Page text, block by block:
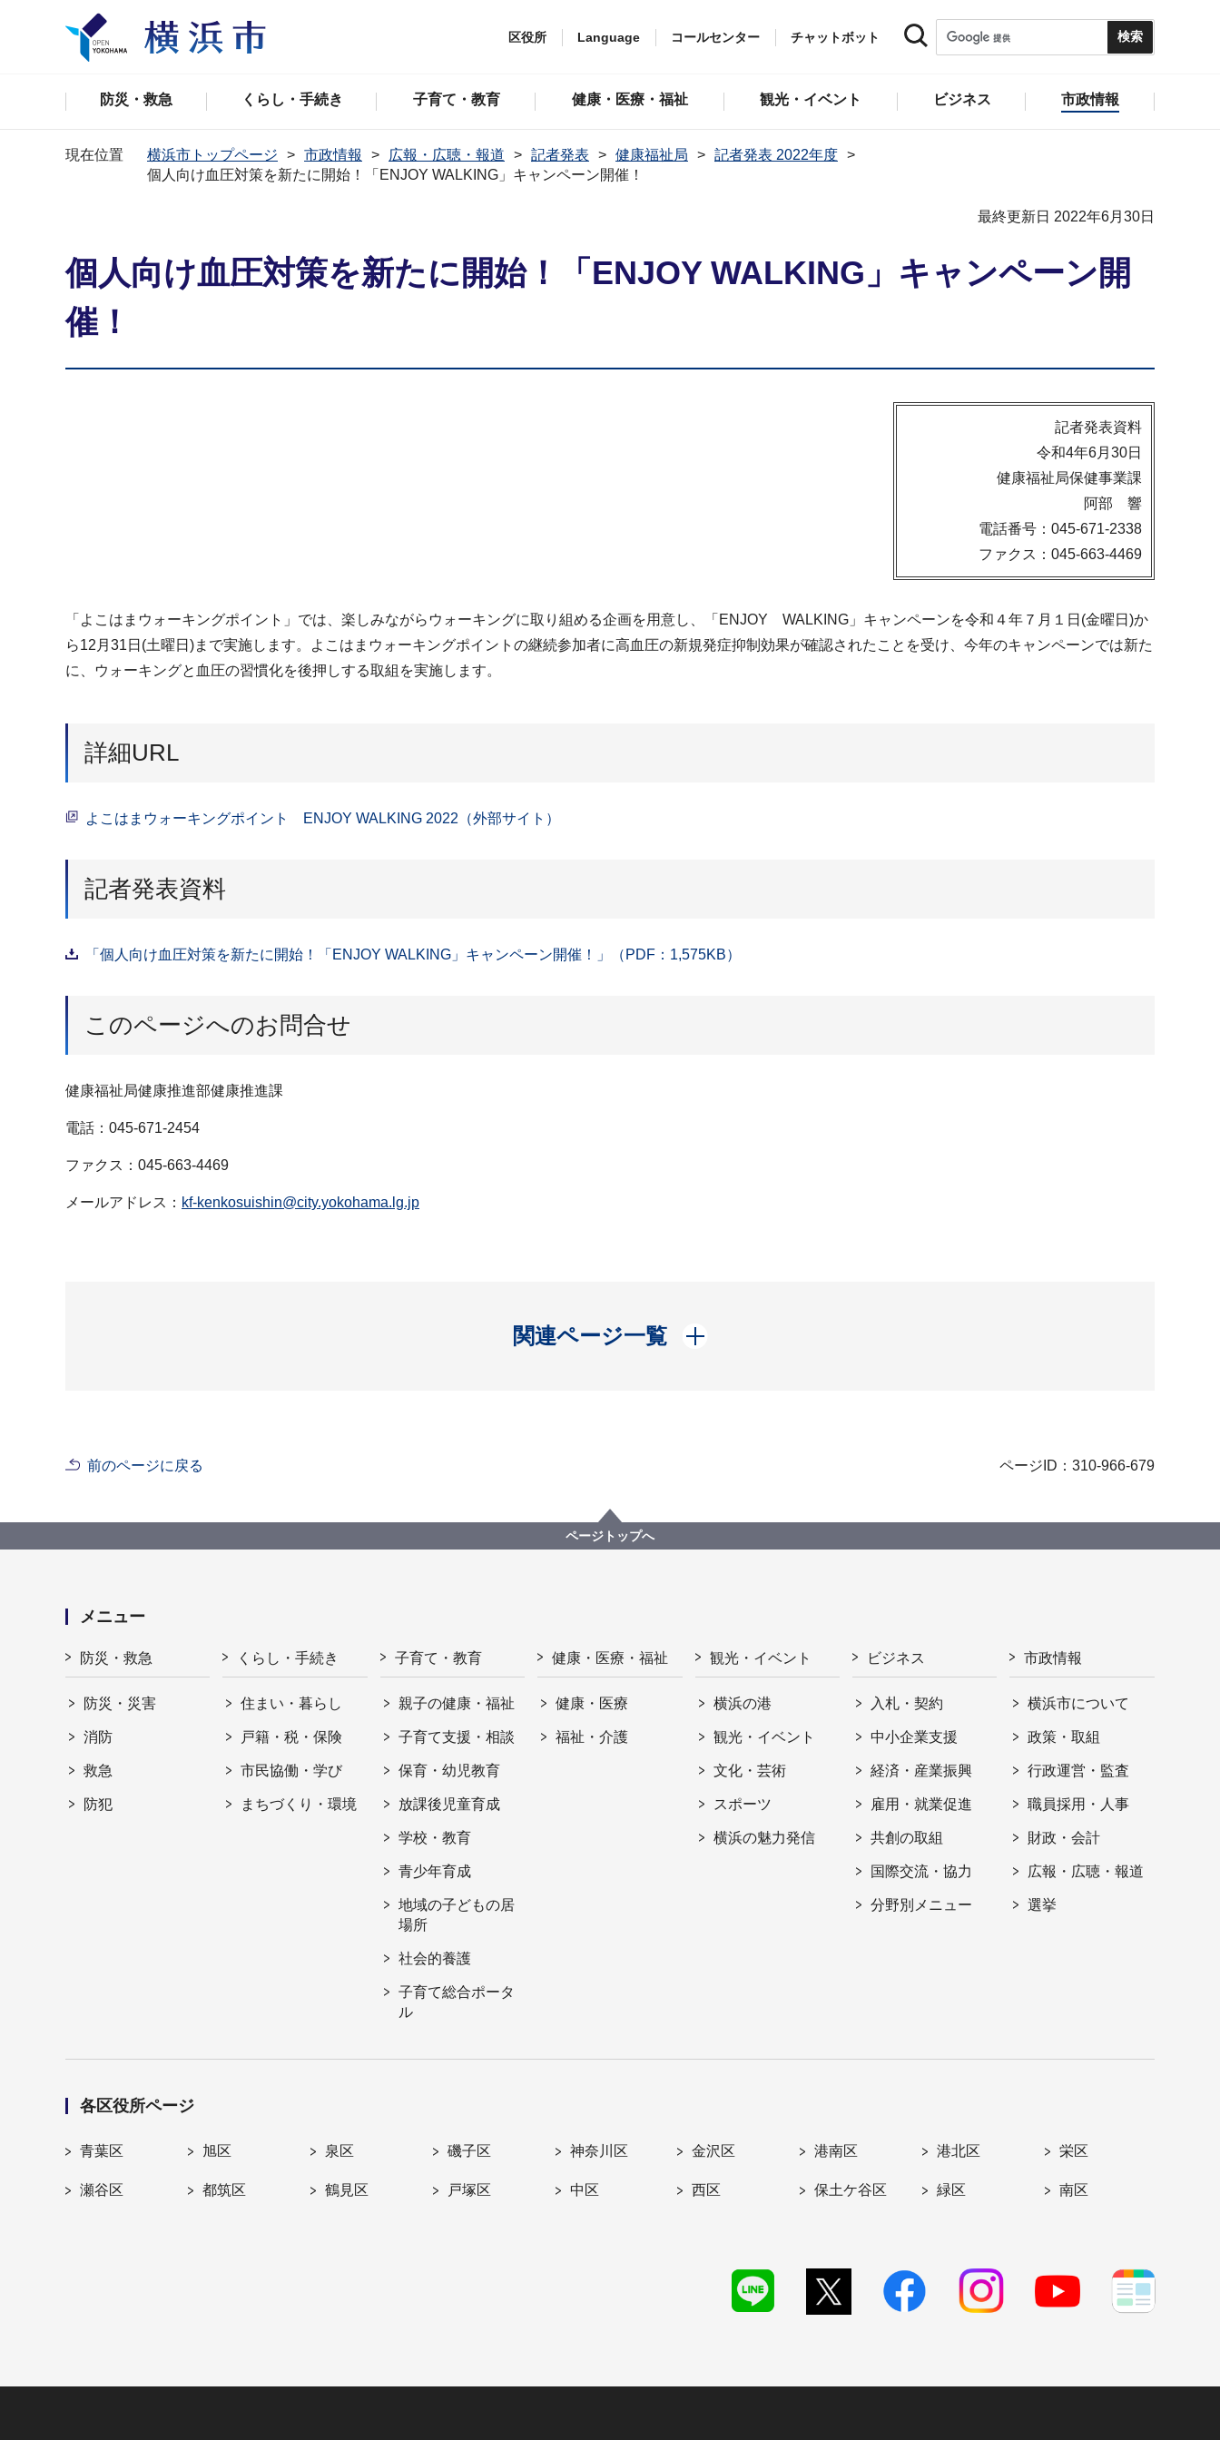
区役所 Language コールセンター チャットボット
防災・救急 くらし・手続き 子育て・教育 健康・医療・福祉 観光・イベント ビジネス 市政情報
現在位置 横浜市トップページ 市政情報 広報・広聴・報道 記者発表 健康福祉局
記者発表 2022年度
個人向け血圧対策を新たに開始！「ENJOY WALKING」キャンペーン開催！
最終更新日 2022年6月30日
個人向け血圧対策を新たに開始！「ENJOY WALKING」キャンペーン開
催！
記者発表資料
令和4年6月30日
健康福祉局保健事業課
阿部 響
電話番号：045-671-2338
ファクス：045-663-4469
「よこはまウォーキングポイント」では、楽しみながらウォーキングに取り組める企画を用意し、「ENJOY WALKING」キャンペーンを令和４年７月１日(金曜日)か
ら12月31日(土曜日)まで実施します。よこはまウォーキングポイントの継続参加者に高血圧の新規発症抑制効果が確認されたことを受け、今年のキャンペーンでは新た
に、ウォーキングと血圧の習慣化を後押しする取組を実施します。
詳細URL
よこはまウォーキングポイント ENJOY WALKING 2022（外部サイト）
記者発表資料
「個人向け血圧対策を新たに開始！「ENJOY WALKING」キャンペーン開催！」（PDF：1,575KB）
このページへのお問合せ
健康福祉局健康推進部健康推進課
電話：045-671-2454
ファクス：045-663-4469
メールアドレス： kf-kenkosuishin@city.yokohama.lg.jp
関連ページ一覧
開く
前のページに戻る ページID：310-966-679
ページトップへ
メニュー
防災・救急
防災・災害
消防
救急
防犯
くらし・手続き
住まい・暮らし
戸籍・税・保険
市民協働・学び
まちづくり・環境
子育て・教育
親子の健康・福祉
子育て支援・相談
保育・幼児教育
放課後児童育成
学校・教育
青少年育成
地域の子どもの居
場所
社会的養護
子育て総合ポータ
ル
健康・医療・福祉
健康・医療
福祉・介護
観光・イベント
横浜の港
観光・イベント
文化・芸術
スポーツ
横浜の魅力発信
ビジネス
入札・契約
中小企業支援
経済・産業振興
雇用・就業促進
共創の取組
国際交流・協力
分野別メニュー
市政情報
横浜市について
政策・取組
行政運営・監査
職員採用・人事
財政・会計
広報・広聴・報道
選挙
各区役所ページ
青葉区 旭区 泉区 磯子区 神奈川区 金沢区 港南区 港北区 栄区
瀬谷区 都筑区 鶴見区 戸塚区 中区 西区 保土ケ谷区 緑区 南区